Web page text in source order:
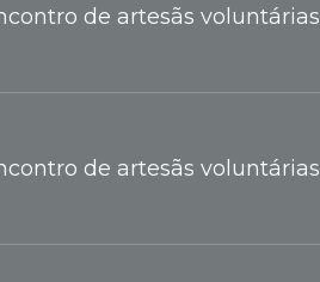
de artesãs voluntárias
de artesãs voluntárias